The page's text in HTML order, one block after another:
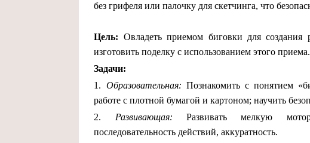
без грифеля или палочку для скетчинга, что
Цель: Овладеть приемом биговки для
изготовить поделку с использованием этого приема.
Задачи:
1. Образовательная: Познакомить с понятием
работе с плотной бумагой и картоном; научить
2. Развивающая: Развивать мелкую
последовательность действий, аккуратность.